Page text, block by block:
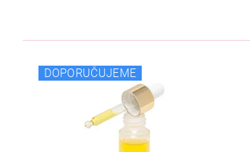
DOPORUČUJEME